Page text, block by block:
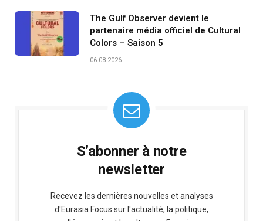
The Gulf Observer devient le
partenaire média officiel de Cultural
Colors – Saison 5
06.08.2026
S’abonner à notre
newsletter
Recevez les dernières nouvelles et analyses
d'Eurasia Focus sur l'actualité, la politique,